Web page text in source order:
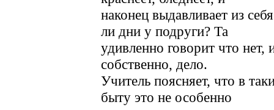
наконец выдавливает из
ли дни у подруги? Та
удивленно говорит что нет,
собственно, дело.
Учитель поясняет, что в
быту это не особенно